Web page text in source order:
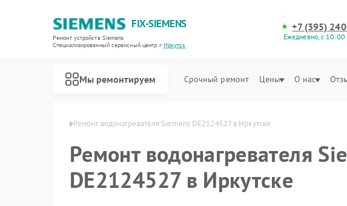
FIX-SIEMENS
Ремонт устройств Siemens
Специализированный cервисный центр г.Иркутск
+7 (395)
Ежедневно, с
Мы ремонтируем Срочный ремонт Цены О нас
Ремонт водонагревателя Siemens DE2124527 в Иркутске
Ремонт водонагревателя
DE2124527 в Иркутске